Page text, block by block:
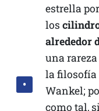
estrella
los
alrededor
una
la filosofía
Wankel;
como tal,